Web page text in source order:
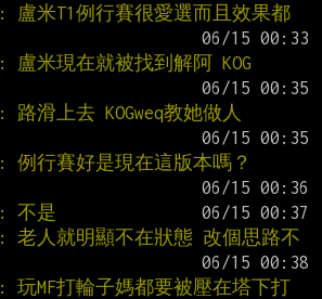
: 盧米T1例行賽很愛選而且效果都
: 盧米現在就被找到解阿 KOG
: 路滑上去 KOGweq教她做人
: 例行賽好是現在這版本嗎？
: 不是
: 老人就明顯不在狀態 改個思路不
: 玩MF打輪子媽都要被壓在塔下打